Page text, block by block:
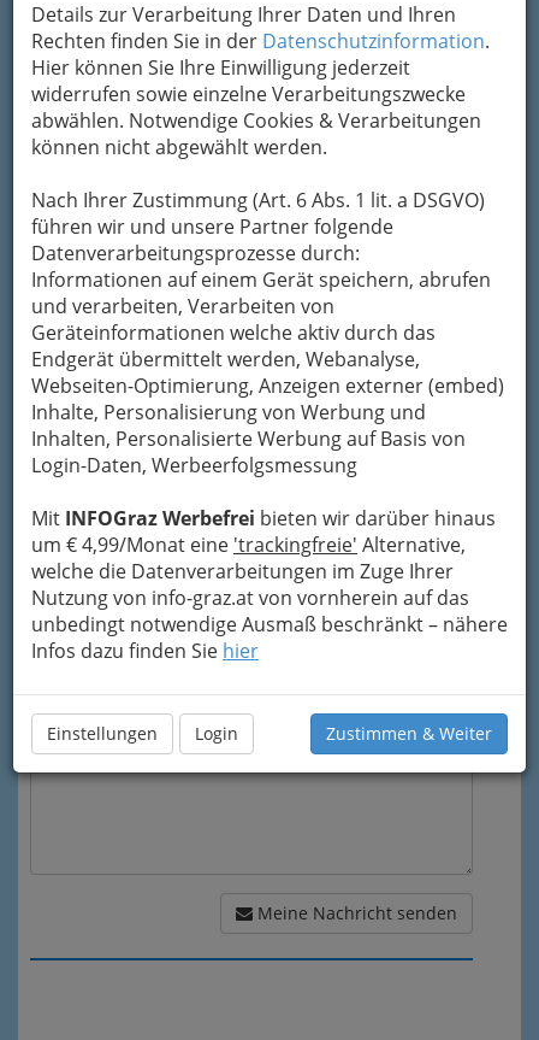
Details zur Verarbeitung Ihrer Daten und Ihren
Rechten finden Sie in der Datenschutzinformation.
Hier können Sie Ihre Einwilligung jederzeit
widerrufen sowie einzelne Verarbeitungszwecke
abwählen. Notwendige Cookies & Verarbeitungen
können nicht abgewählt werden.
Nach Ihrer Zustimmung (Art. 6 Abs. 1 lit. a DSGVO)
führen wir und unsere Partner folgende
Datenverarbeitungsprozesse durch:
Informationen auf einem Gerät speichern, abrufen
und verarbeiten, Verarbeiten von
Geräteinformationen welche aktiv durch das
Endgerät übermittelt werden, Webanalyse,
Webseiten-Optimierung, Anzeigen externer (embed)
Inhalte, Personalisierung von Werbung und
Inhalten, Personalisierte Werbung auf Basis von
Login-Daten, Werbeerfolgsmessung
Mit INFOGraz Werbefrei bieten wir darüber hinaus
um € 4,99/Monat eine 'trackingfreie' Alternative,
welche die Datenverarbeitungen im Zuge Ihrer
Nutzung von info-graz.at von vornherein auf das
unbedingt notwendige Ausmaß beschränkt – nähere
Infos dazu finden Sie hier
Einstellungen Login Zustimmen & Weiter
Adresse mit Google Maps anschauen
Kontaktaufnahme
Um die Info-Graz Firmen vor Spam-Mails zu
Übermittlung Ihrer Nachricht ein sicheres
Formular. Ihre Nachricht wird nach dem
Absenden umgehend per Mail an das
Unternehmen Kfz Meisterbetrieb Kalcher GmbH
weitergeleitet.
Mein Name
Meine Email Adresse
Mein Betreff
Meine Nachricht
Meine Nachricht senden